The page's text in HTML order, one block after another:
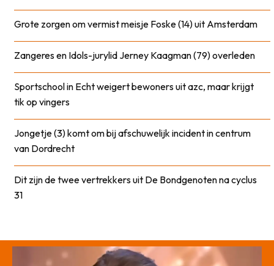
Grote zorgen om vermist meisje Foske (14) uit Amsterdam
Zangeres en Idols-jurylid Jerney Kaagman (79) overleden
Sportschool in Echt weigert bewoners uit azc, maar krijgt
tik op vingers
Jongetje (3) komt om bij afschuwelijk incident in centrum
van Dordrecht
Dit zijn de twee vertrekkers uit De Bondgenoten na cyclus
31